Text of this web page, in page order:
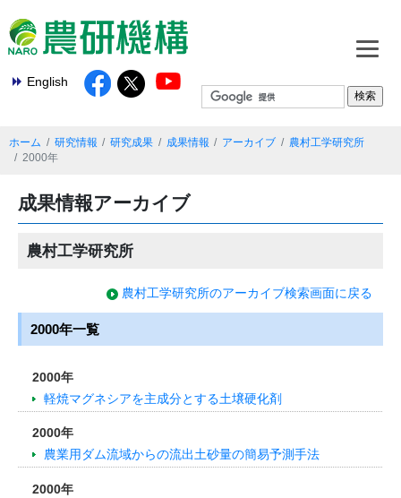
English
ホーム 研究情報 研究成果 成果情報 アーカイブ
農村工学研究所
2000年
成果情報アーカイブ
農村工学研究所
農村工学研究所のアーカイブ検索画面に戻る
2000年一覧
2000年
軽焼マグネシアを主成分とする土壌硬化剤
2000年
農業用ダム流域からの流出土砂量の簡易予測手法
2000年